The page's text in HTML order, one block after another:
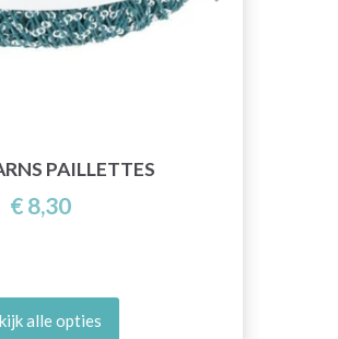
PAILLETTES
€ 8,30
alle opties